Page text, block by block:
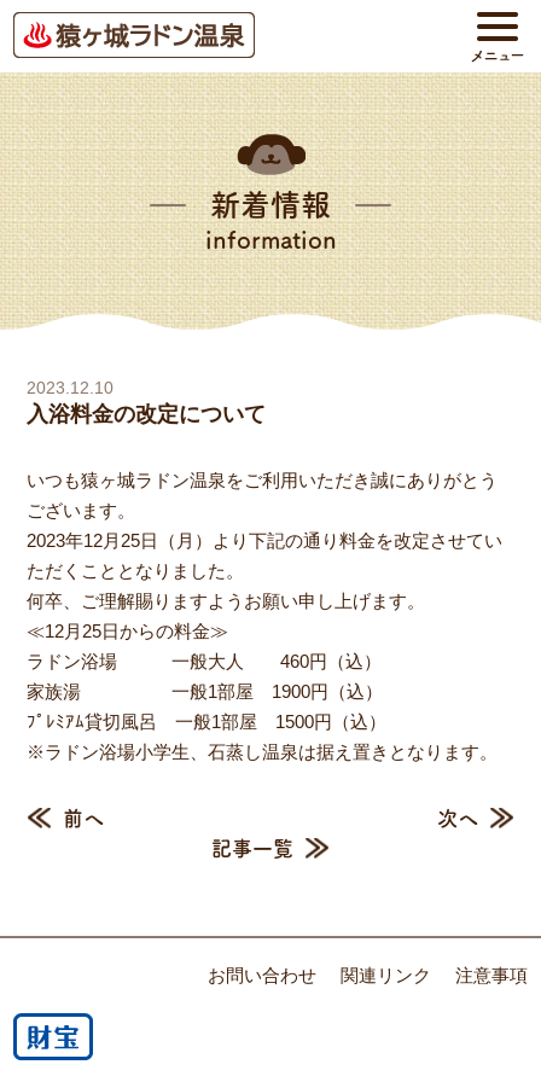
新着情報
information
2023.12.10
入浴料金の改定について
いつも猿ヶ城ラドン温泉をご利用いただき誠にありがとう
ございます。
2023年12月25日（月）より下記の通り料金を改定させてい
ただくこととなりました。
何卒、ご理解賜りますようお願い申し上げます。
≪12月25日からの料金≫
ラドン浴場 一般大人 460円（込）
家族湯 一般1部屋 1900円（込）
ﾌﾟﾚﾐｱﾑ貸切風呂 一般1部屋 1500円（込）
※ラドン浴場小学生、石蒸し温泉は据え置きとなります。
次へ
前へ
記事一覧
お問い合わせ 関連リンク 注意事項